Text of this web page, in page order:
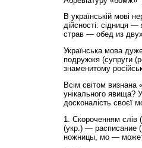
В українській мові
дійсності: сідниця
страв — обед из
Українська мова
подружжя (супруги
знаменитому
Всім світом визнана
унікального явища?
досконалість своєї
1. Скороченням слів
(укр.) — расписание
ножницы, мо —